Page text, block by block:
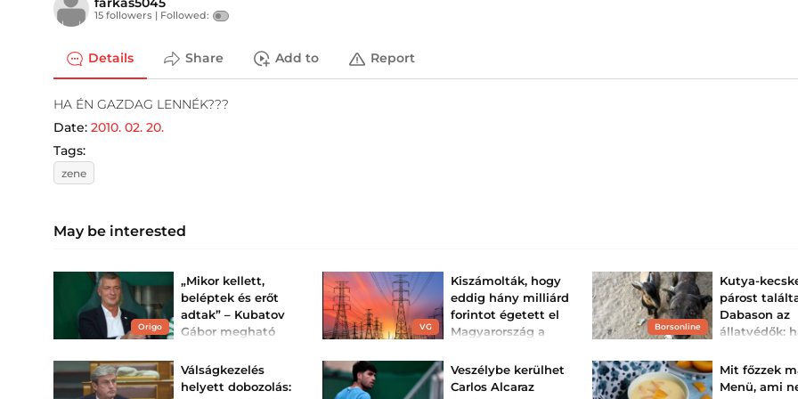
15 followers | Followed:
Details Share Add to Report
HA ÉN GAZDAG LENNÉK???
Date: 2010. 02. 20.
Tags:
zene
May be interested
Origo
„Mikor kellett,
beléptek és erőt
adtak” – Kubatov
Gábor megható
tábornak
A Fradi pokoli hőségben
győzte le a lengyel Górnik
VG
Kiszámolták, hogy
eddig hány milliárd
forintot égetett el
Magyarország a
leállása mi...
Aggasztó számokat látni
egy friss kalkulációban.
Borsonline
Kutya-
párost
Dabason az
állatvédők:
egymástól,
mindketten
Válságkezelés
helyett dobozolás:
Veszélybe kerülhet
Carlos Alcaraz
Mit főzzek
Menü, ami